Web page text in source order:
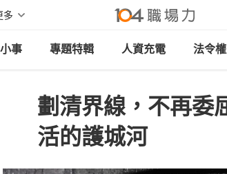
多
事 專題特輯 人資充電 法令
劃清界線，不再委
活的護城河